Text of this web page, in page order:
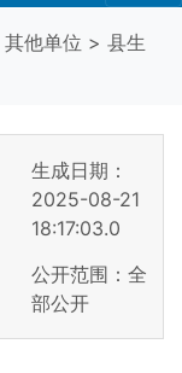
其他单位 > 县生
生成日期：
2025-08-21
18:17:03.0
公开范围：全
部公开